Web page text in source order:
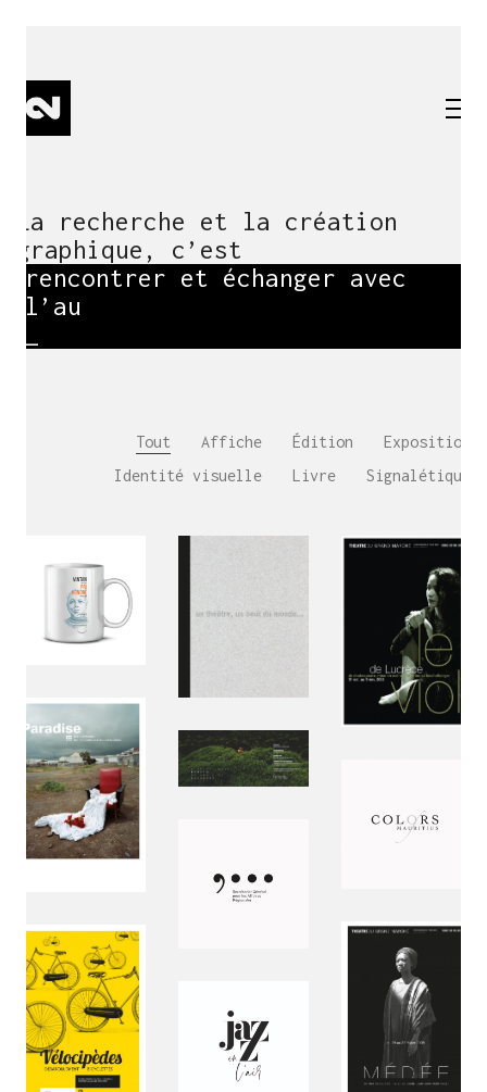
La recherche et la création
graphique, c’est
rencontrer et échanger avec
l’autre
Tout Affiche Édition
Exposition
Identité visuelle
Livre Signalétique